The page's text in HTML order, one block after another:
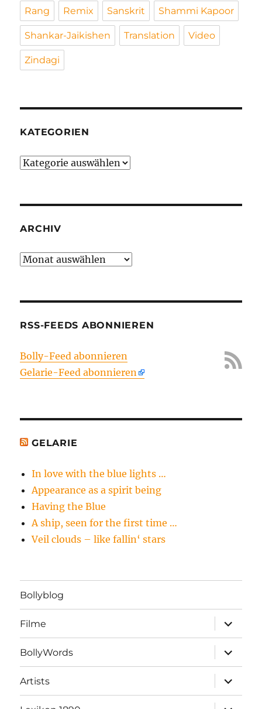
Rang Remix Sanskrit Shammi Kapoor
Shankar-Jaikishen Translation Video
Zindagi
KATEGORIEN
Kategorien
ARCHIV
Archiv
RSS-FEEDS ABONNIEREN
Bolly-Feed abonnieren
Gelarie-Feed abonnieren
GELARIE
In love with the blue lights …
Appearance as a spirit being
Having the Blue
A ship, seen for the first time …
Veil clouds – like fallin‘ stars
Bollyblog
Filme
öffnen
BollyWords
öffnen
Artists
öffnen